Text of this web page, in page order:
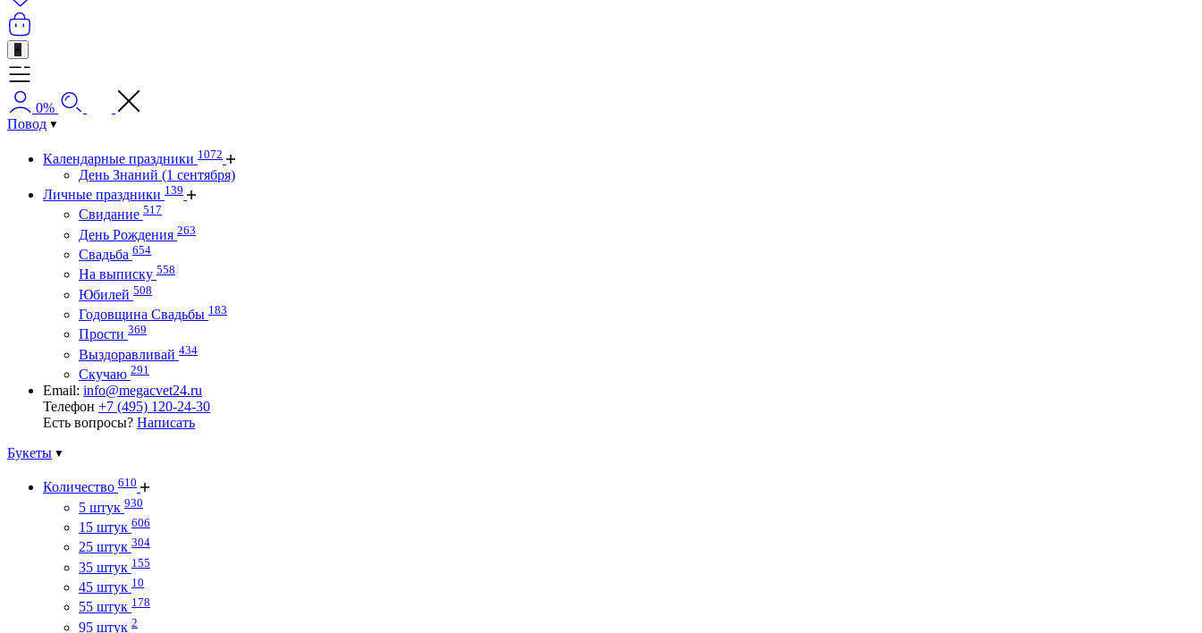
+
0%
Повод
Календарные праздники 1072
День Знаний (1 сентября)
Личные праздники 139
Свидание 517
День Рождения 263
Свадьба 654
На выписку 558
Юбилей 508
Годовщина Свадьбы 183
Прости 369
Выздоравливай 434
Скучаю 291
Email: info@megacvet24.ru
Телефон +7 (495) 120-24-30
Есть вопросы? Написать
Букеты
Количество 610
5 штук 930
15 штук 606
25 штук 304
35 штук 155
45 штук 10
55 штук 178
95 штук 2